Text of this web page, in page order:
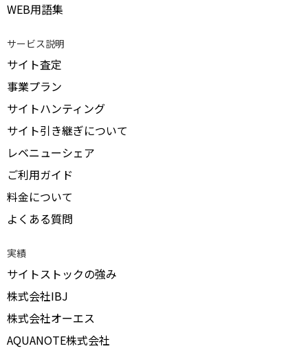
WEB用語集
サービス説明
サイト査定
事業プラン
サイトハンティング
サイト引き継ぎについて
レベニューシェア
ご利用ガイド
料金について
よくある質問
実績
サイトストックの強み
株式会社IBJ
株式会社オーエス
AQUANOTE株式会社